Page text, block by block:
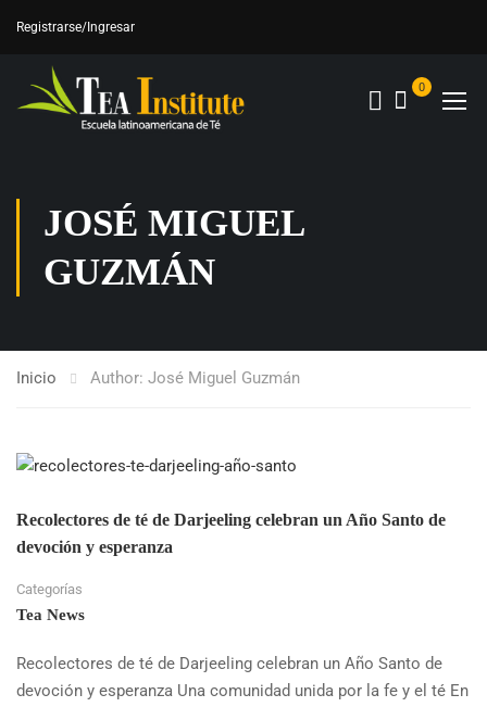
Registrarse/Ingresar
0
JOSÉ MIGUEL
GUZMÁN
Inicio Author: José Miguel Guzmán
Recolectores de té de Darjeeling celebran un Año Santo de
devoción y esperanza
Categorías
Tea News
Recolectores de té de Darjeeling celebran un Año Santo de
devoción y esperanza Una comunidad unida por la fe y el té En